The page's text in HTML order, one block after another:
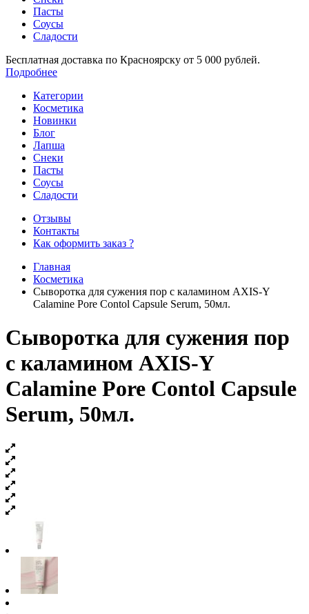
Пасты
Соусы
Сладости
Бесплатная доставка по Красноярску от 5 000 рублей.
Подробнее
Категории
Косметика
Новинки
Блог
Лапша
Снеки
Пасты
Соусы
Сладости
Отзывы
Контакты
Как оформить заказ ?
Главная
Косметика
Сыворотка для сужения пор с каламином AXIS-Y
Calamine Pore Contol Capsule Serum, 50мл.
Сыворотка для сужения пор
с каламином AXIS-Y
Calamine Pore Contol Capsule
Serum, 50мл.